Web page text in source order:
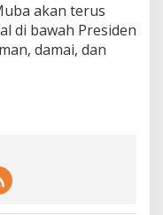
akan terus
di bawah Presiden
damai, dan